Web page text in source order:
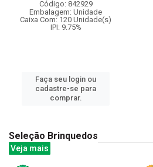
Código: 842929
Embalagem: Unidade
Caixa Com: 120 Unidade(s)
IPI: 9.75%
Faça seu login ou
cadastre-se para
comprar.
Seleção Brinquedos
Veja mais